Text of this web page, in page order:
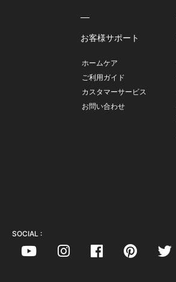
お客様サポート
ホームケア
ご利用ガイド
カスタマーサービス
お問い合わせ
SOCIAL :